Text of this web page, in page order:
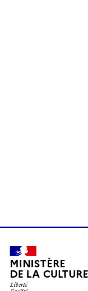
MINISTÈRE
DE LA CULTURE